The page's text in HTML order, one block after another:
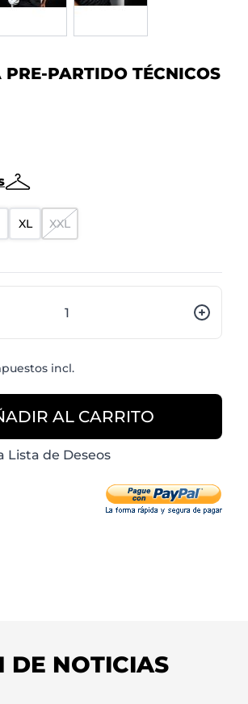
PRE-PARTIDO TÉCNICOS
XL XXL
incl.
AL CARRITO
Lista de Deseos
DE NOTICIAS